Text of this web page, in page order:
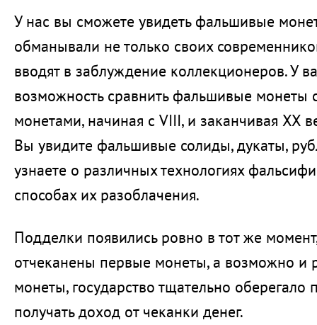
У нас вы сможете увидеть фальшивые
обманывали не только своих
вводят в заблуждение коллекционеров. У
возможность сравнить фальшивые
монетами, начиная с VIII, и заканчивая XX
Вы увидите фальшивые солиды, дукаты,
узнаете о различных технологиях
способах их разоблачения.
Подделки появились ровно в тот же
отчеканены первые монеты, а возможно и
монеты, государство тщательно оберегало
получать доход от чеканки денег.